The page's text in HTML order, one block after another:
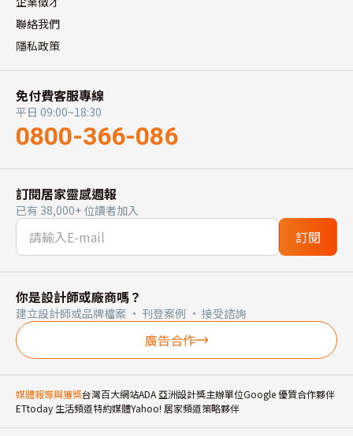
聯絡我們
隱私政策
免付費客服專線
平日 09:00~18:30
0800-366-086
訂閱居家靈感週報
已有 38,000+ 位讀者加入
訂閱
你是設計師或廠商嗎？
建立設計師或品牌檔案 · 刊登案例 · 接受諮詢
廣告合作
媒體報導與獲獎台灣百大網站ADA 亞洲設計獎主辦單位Google 優質合作夥伴
ETtoday 生活頻道特約媒體Yahoo! 居家頻道策略夥伴